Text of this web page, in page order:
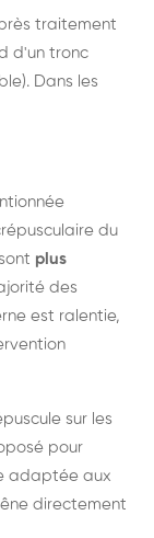
traitement
d'un tronc
Dans les
du
plus
des
est ralentie,
sur les
pour
adaptée aux
directement